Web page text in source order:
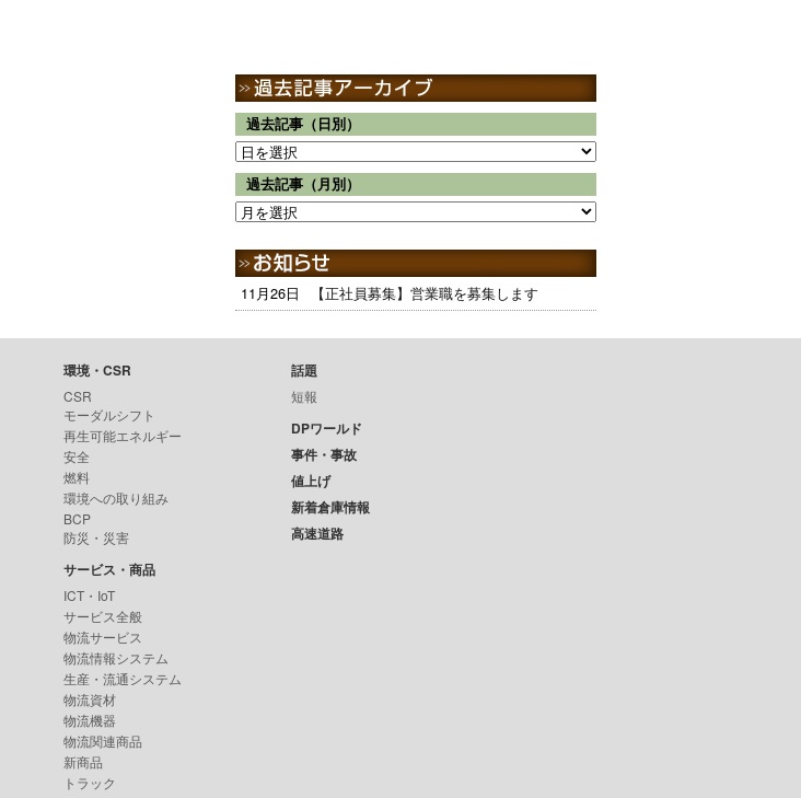
過去記事（日別）
過去記事（月別）
11月26日 【正社員募集】営業職を募集します
環境・CSR
CSR
モーダルシフト
再生可能エネルギー
安全
燃料
環境への取り組み
BCP
防災・災害
サービス・商品
ICT・IoT
サービス全般
物流サービス
物流情報システム
生産・流通システム
物流資材
物流機器
物流関連商品
新商品
トラック
話題
短報
DPワールド
事件・事故
値上げ
新着倉庫情報
高速道路